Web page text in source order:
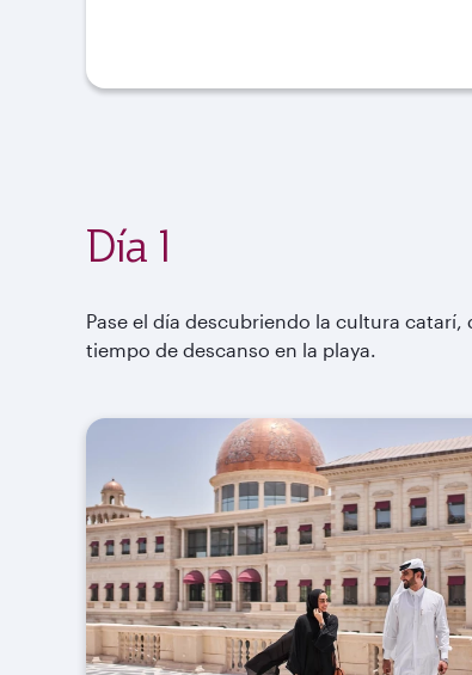
Día 1
Pase el día descubriendo la cultura
tiempo de descanso en la playa.